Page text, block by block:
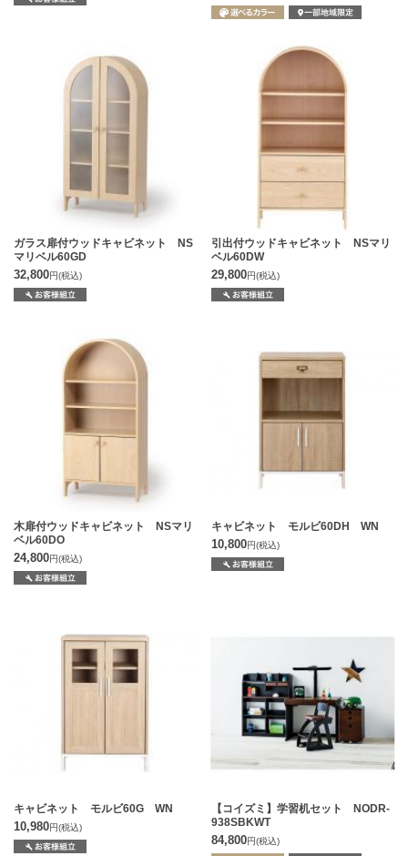
ガラス扉付ウッドキャビネット NS
マリベル60GD
32,800円(税込)
引出付ウッドキャビネット NSマリ
ベル60DW
29,800円(税込)
木扉付ウッドキャビネット NSマリ
ベル60DO
24,800円(税込)
キャビネット モルビ60DH WN
10,800円(税込)
キャビネット モルビ60G WN
10,980円(税込)
【コイズミ】学習机セット NODR-
938SBKWT
84,800円(税込)